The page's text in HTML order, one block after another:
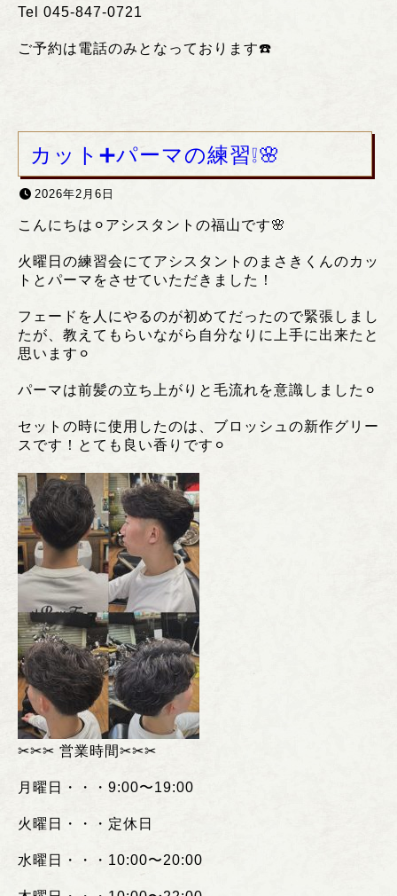
Tel 045-847-0721
ご予約は電話のみとなっております☎️
カット➕パーマの練習❕🌸
2026年2月6日
こんにちは⚪︎アシスタントの福山です🌸
火曜日の練習会にてアシスタントのまさきくんのカッ
トとパーマをさせていただきました！
フェードを人にやるのが初めてだったので緊張しまし
たが、教えてもらいながら自分なりに上手に出来たと
思います⚪︎
パーマは前髪の立ち上がりと毛流れを意識しました⚪︎
セットの時に使用したのは、ブロッシュの新作グリー
スです！とても良い香りです⚪︎
✂︎✂︎✂︎ 営業時間✂︎✂︎✂︎
月曜日・・・ 9:00〜19:00
火曜日・・・定休日
水曜日・・・ 10:00〜20:00